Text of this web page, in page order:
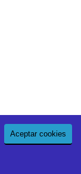
Aceptar cookies